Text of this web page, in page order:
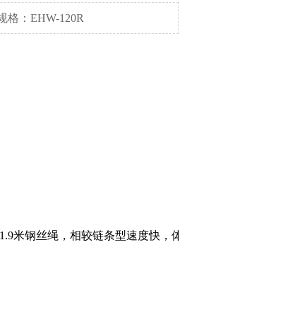
格：EHW-120R
米钢丝绳，相较链条型速度快，体积